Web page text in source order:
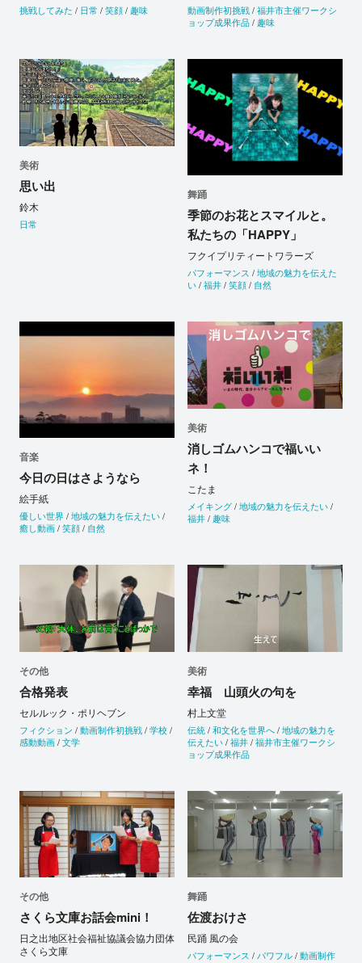
挑戦してみた / 日常 /笑顔/趣味 動画制作初挑戦/福井市主催ワークシ
ョップ成果作品/趣味
美術
思い出
鈴木
日常
舞踊
季節のお花とスマイルと。
私たちの「HAPPY」
フクイプリティートワラーズ
パフォーマンス /地域の魅力を伝えた
い/福井/笑顔/ 自然
音楽
今日の日はさようなら
絵手紙
優しい世界/地域の魅力を伝えたい/
癒し動画/笑顔/ 自然
美術
消しゴムハンコで福いい
ネ！
こたま
メイキング/地域の魅力を伝えたい/
福井/趣味
その他
合格発表
セルルック・ポリヘブン
フィクション /動画制作初挑戦/学校/
感動動画/文学
美術
幸福 山頭火の句を
村上文堂
伝統 /和文化を世界へ/地域の魅力を
伝えたい/福井/福井市主催ワークシ
ョップ成果作品
その他
さくら文庫お話会mini！
日之出地区社会福祉協議会協力団体
さくら文庫
舞踊
佐渡おけさ
民踊 風の会
パフォーマンス /パワフル/動画制作